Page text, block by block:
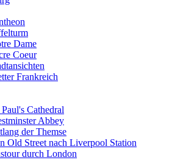
Liverpool Station
Dame
Coeur
Frankreich
Paul's Cathedral
Abbey
der Themse
Old Street nach Liverpool Station
durch London